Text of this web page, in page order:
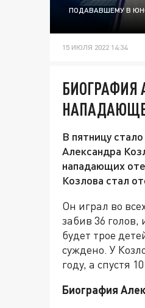
ПОДАВАВШЕМУ В
15 ИЮЛЯ 2022 14:34
БИОГРАФИЯ
В пятницу
Александра
нападающих
Козлова стал
Он играл во
забив 36
будет трое
суждено. У
году, а спустя
Биография